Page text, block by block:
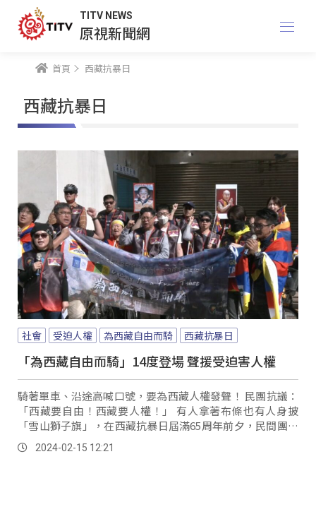
TITV NEWS
原視新聞網
首頁 西藏抗暴日
西藏抗暴日
社會 受迫人權 為西藏自由而騎 西藏抗暴日
「為西藏自由而騎」14度登場 聲援受迫害人權
騎著單車、沿途高喊口號，要為西藏人權發聲！ 民團抗議：
「西藏要自由！西藏要人權！」 有人拿著布條也有人身披
「雪山獅子旗」，在西藏抗暴日屆滿65周年前夕，民間團體
第14次發起「為西藏自由而騎」活動，抗議中共政權對西藏
的打壓。2024-02-15 12:21